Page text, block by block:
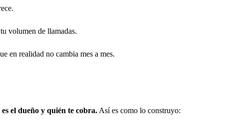
volumen de llamadas.
en realidad no cambia mes a mes.
el dueño y quién te cobra.Así es como lo construyo: